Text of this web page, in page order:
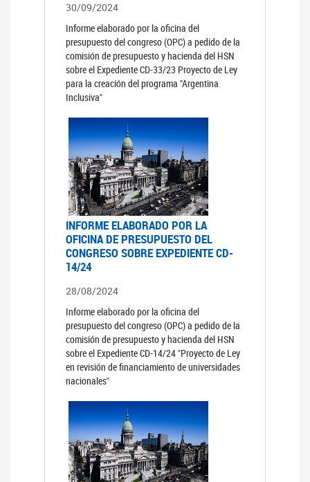
30/09/2024
Informe elaborado por la oficina del
presupuesto del congreso (OPC) a pedido de la
comisión de presupuesto y hacienda del HSN
sobre el Expediente CD-33/23 Proyecto de Ley
para la creación del programa "Argentina
Inclusiva"
INFORME ELABORADO POR LA
OFICINA DE PRESUPUESTO DEL
CONGRESO SOBRE EXPEDIENTE CD-
14/24
28/08/2024
Informe elaborado por la oficina del
presupuesto del congreso (OPC) a pedido de la
comisión de presupuesto y hacienda del HSN
sobre el Expediente CD-14/24 "Proyecto de Ley
en revisión de financiamiento de universidades
nacionales"